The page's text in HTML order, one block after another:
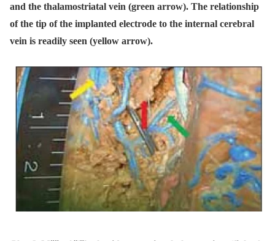
and the thalamostriatal vein (green arrow). The relationship
of the tip of the implanted electrode to the internal cerebral
vein is readily seen (yellow arrow).